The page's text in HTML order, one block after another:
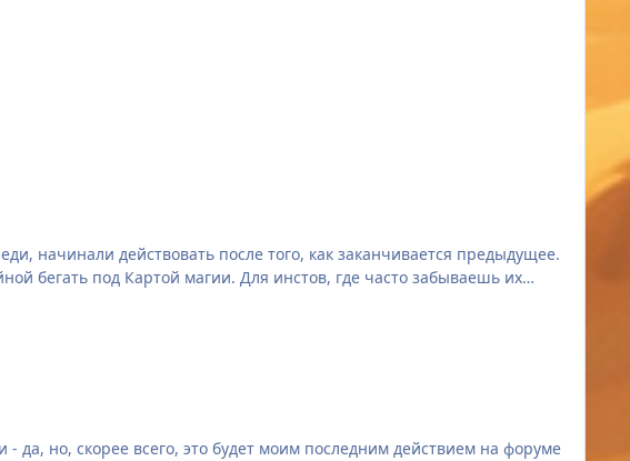
начинали действовать после того, как заканчивается предыдущее.
бегать под Картой магии. Для инстов, где часто забываешь их
да, но, скорее всего, это будет моим последним действием на форуме